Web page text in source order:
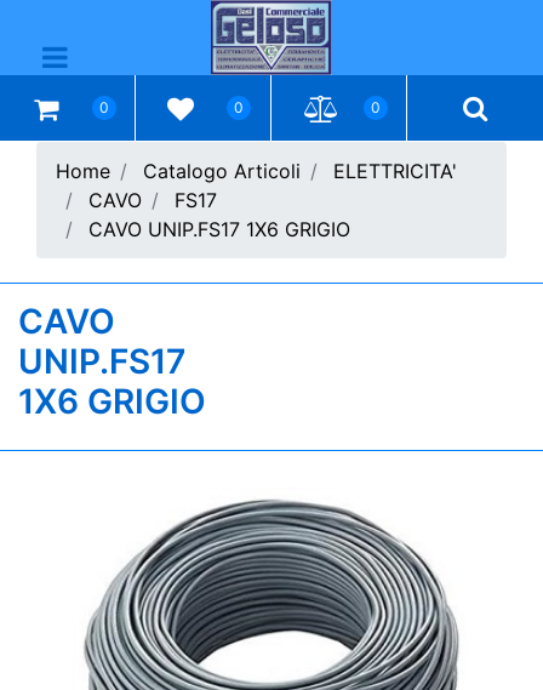
Open menu
0 0 0
Home Catalogo Articoli
ELETTRICITA'
CAVO
FS17
CAVO UNIP.FS17 1X6 GRIGIO
CAVO
UNIP.FS17
1X6 GRIGIO